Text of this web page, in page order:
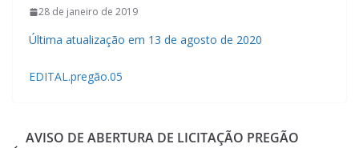
28 de janeiro de 2019
Última atualização em 13 de agosto de 2020
EDITAL.pregão.05
AVISO DE ABERTURA DE LICITAÇÃO PREGÃO